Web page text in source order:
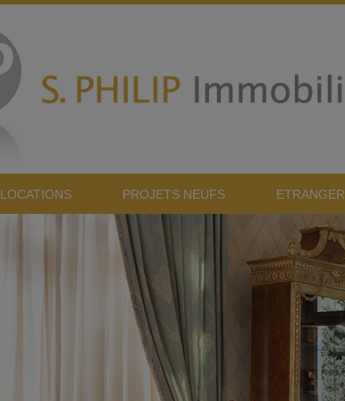
LOCATIONS PROJETS NEUFS ETRANGER